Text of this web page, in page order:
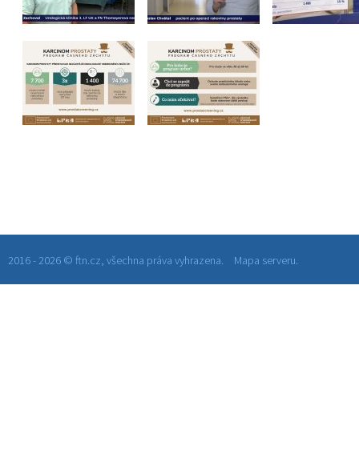
2016 - 2026 © ftn.cz, všechna práva vyhrazena. Mapa serveru.